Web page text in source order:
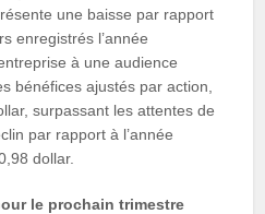
une baisse par rapport
enregistrés l’année
à une audience
bénéfices ajustés par action,
surpassant les attentes de
par rapport à l’année
dollar.
le prochain trimestre